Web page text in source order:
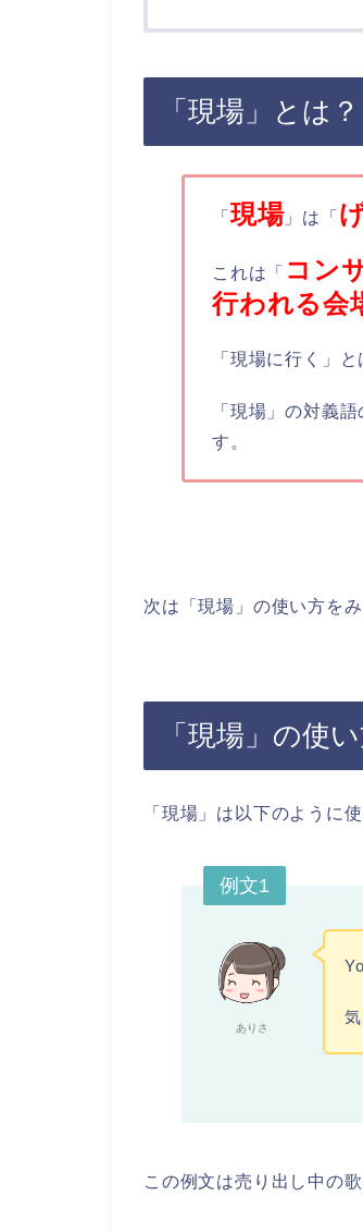
「現場」とは？
「現場」は「
これは「 コン
行われる会
「現場に行く」
「現場」の対義
す。
次は「現場」の使い方をみ
「現場」の使
「現場」は以下のように
例文1
ありさ
この例文は売り出し中の